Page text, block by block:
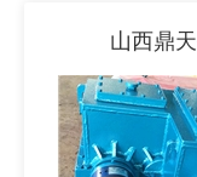
山西鼎